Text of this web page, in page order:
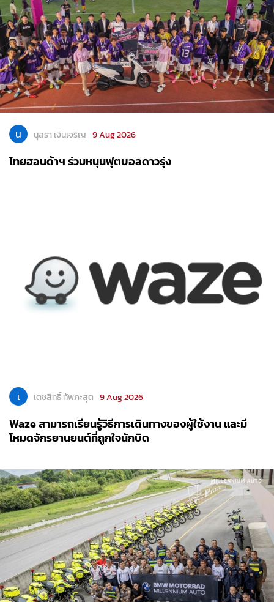
น นุสรา เงินเจริญ 9 Aug 2026
ไทยฮอนด้าฯ ร่วมหนุนฟุตบอลดาวรุ่ง
เ เตชสิทธิ์ ทัพภะสุต 9 Aug 2026
Waze สามารถเรียนรู้วิธีการเดินทางของผู้ใช้งาน และมี
โหมดจักรยานยนต์ที่ถูกใจนักบิด